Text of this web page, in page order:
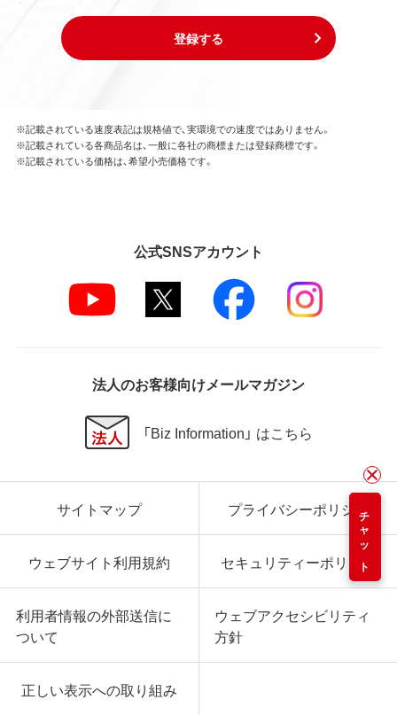
登録する
チャット
※記載されている速度表記は規格値で、実環境での速度ではありません。
※記載されている各商品名は、一般に各社の商標または登録商標です。
※記載されている価格は、希望小売価格です。
公式SNSアカウント
法人のお客様向けメールマガジン
「Biz Information」 はこちら
サイトマップ プライバシーポリシー
ウェブサイト利用規約 セキュリティーポリシー
利用者情報の外部送信に
ついて
ウェブアクセシビリティ
方針
正しい表示への取り組み